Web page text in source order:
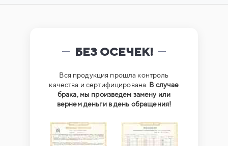
БЕЗ ОСЕЧЕК!
Вся продукция прошла контроль
качества и сертифицирована. В случае
брака, мы произведем замену или
вернем деньги в день обращения!